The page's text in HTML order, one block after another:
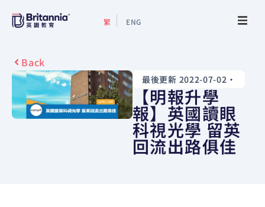
繁 ENG
最新活動
升學指南
Back
最後更新 2022-07-02 •
【明報升學
報】英國讀眼
科視光學 留英
回流出路俱佳